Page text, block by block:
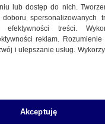
odbywa się
naprzeciw
W czasie
lub dostęp do nich.
spersonalizowanych
efektywności treści.
reklam.
i ulepszanie usług.
Akceptuję